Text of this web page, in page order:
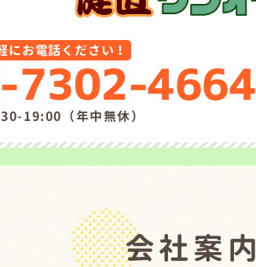
お電話ください！
7302-4664
19:00（年中無休）
会社案内